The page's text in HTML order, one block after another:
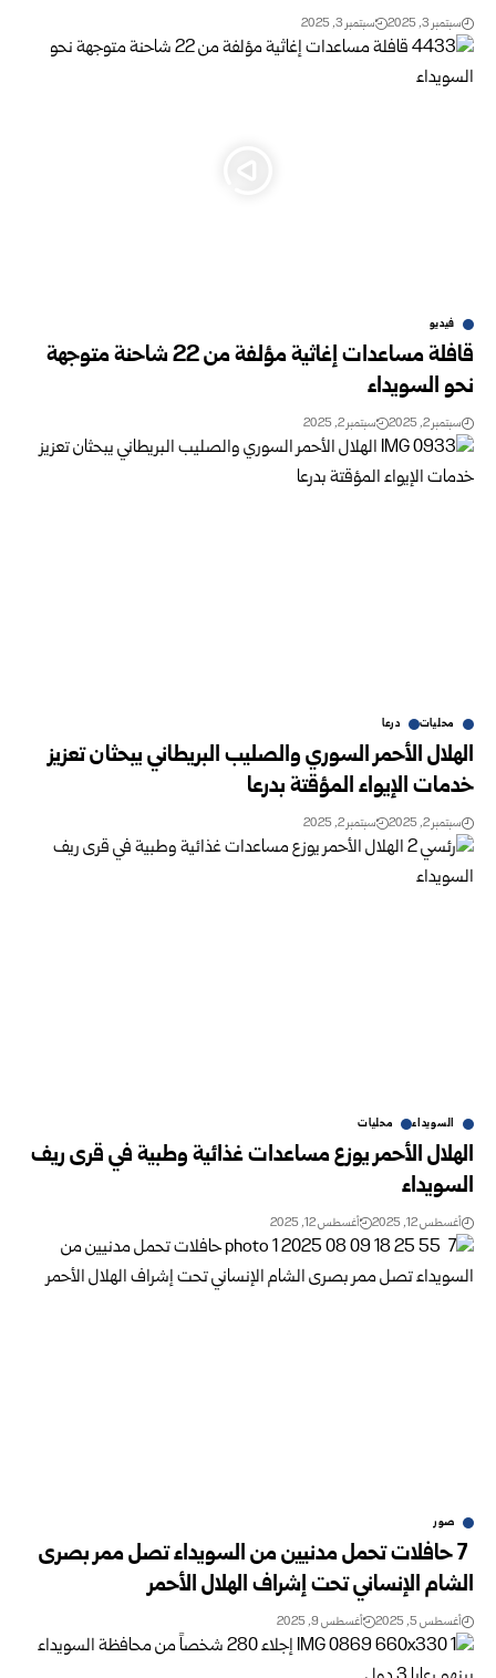
سبتمبر 3, 2025 سبتمبر 3, 2025
فيديو
قافلة مساعدات إغاثية مؤلفة من 22 شاحنة متوجهة
نحو السويداء
سبتمبر 2, 2025 سبتمبر 2, 2025
محليات درعا
الهلال الأحمر السوري والصليب البريطاني يبحثان تعزيز
خدمات الإيواء المؤقتة بدرعا
سبتمبر 2, 2025 سبتمبر 2, 2025
السويداء محليات
الهلال الأحمر يوزع مساعدات غذائية وطبية في قرى ريف
السويداء
أغسطس 12, 2025 أغسطس 12, 2025
صور
7 حافلات تحمل مدنيين من السويداء تصل ممر بصرى
الشام الإنساني تحت إشراف الهلال الأحمر
أغسطس 5, 2025 أغسطس 9, 2025